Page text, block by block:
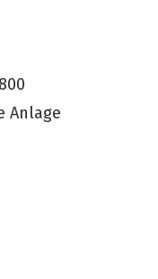
Anlage